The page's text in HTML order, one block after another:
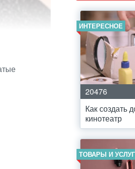
ИНТЕРЕСНОЕ
20476
Как создать
кинотеатр
ТОВАРЫ И